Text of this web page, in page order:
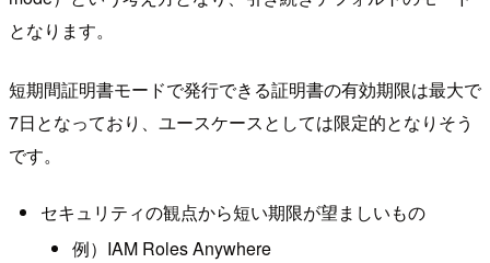
となります。
短期間証明書モードで発行できる証明書の有効期限は最大で
7日となっており、ユースケースとしては限定的となりそう
です。
セキュリティの観点から短い期限が望ましいもの
例）IAM Roles Anywhere